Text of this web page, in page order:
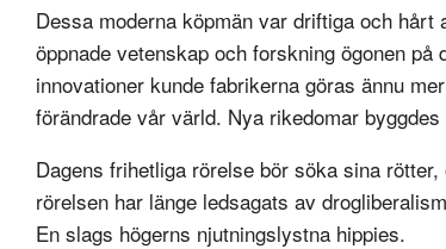
Dessa moderna köpmän var driftiga och
öppnade vetenskap och forskning ögonen
innovationer kunde fabrikerna göras ännu
förändrade vår värld. Nya rikedomar
Dagens frihetliga rörelse bör söka sina
rörelsen har länge ledsagats av
En slags högerns njutningslystna hippies.